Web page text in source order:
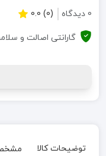
0 دیدگاه
(0) 0.0
گارانتی اصالت و
توضیحات کالا